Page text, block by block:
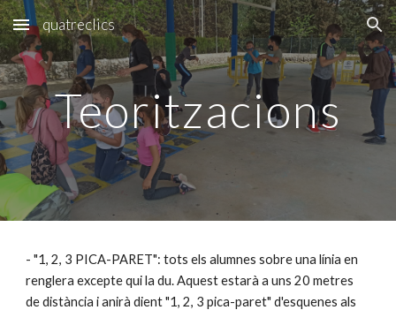
Skip to main content Skip to navigation
quatreclics
Teoritzacions
- "1, 2, 3 PICA-PARET": tots els alumnes sobre una línia en
renglera excepte qui la du. Aquest estarà a uns 20 metres
de distància i anirà dient "1, 2, 3 pica-paret" d'esquenes als